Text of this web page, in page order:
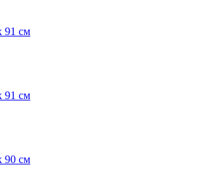
91 см
91 см
90 см